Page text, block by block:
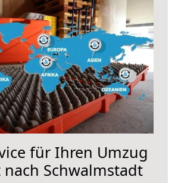
für Ihren Umzug
Schwalmstadt